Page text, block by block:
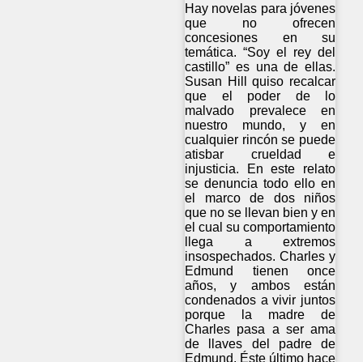
Hay novelas para jóvenes
que no ofrecen
concesiones en su
temática. “Soy el rey del
castillo” es una de ellas.
Susan Hill quiso recalcar
que el poder de lo
malvado prevalece en
nuestro mundo, y en
cualquier rincón se puede
atisbar crueldad e
injusticia. En este relato
se denuncia todo ello en
el marco de dos niños
que no se llevan bien y en
el cual su comportamiento
llega a extremos
insospechados. Charles y
Edmund tienen once
años, y ambos están
condenados a vivir juntos
porque la madre de
Charles pasa a ser ama
de llaves del padre de
Edmund. Éste último hace